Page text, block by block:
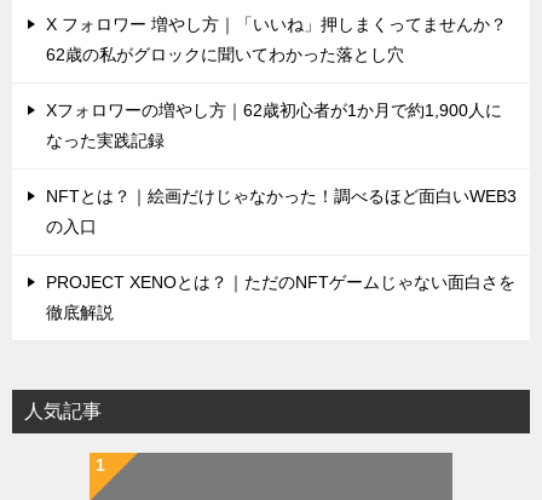
X フォロワー 増やし方｜「いいね」押しまくってませんか？
62歳の私がグロックに聞いてわかった落とし穴
Xフォロワーの増やし方｜62歳初心者が1か月で約1,900人に
なった実践記録
NFTとは？｜絵画だけじゃなかった！調べるほど面白いWEB3
の入口
PROJECT XENOとは？｜ただのNFTゲームじゃない面白さを
徹底解説
人気記事